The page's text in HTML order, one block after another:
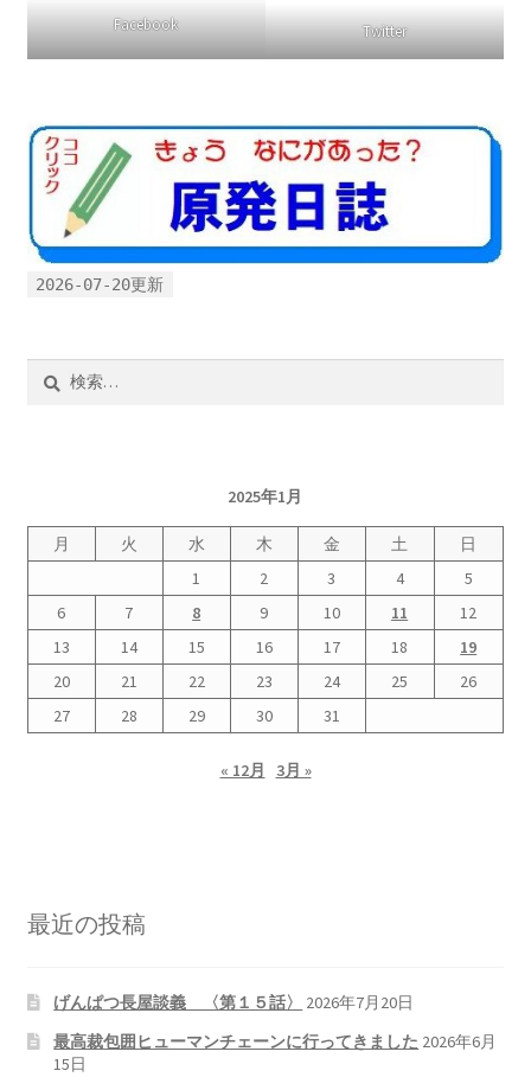
ギャラリー_2024.3.10
ギャラリー_2026.3.15
原発ゼロと未来
原発 日誌
2022.8.1 福島第一原発 汚染配管撤去 失敗続きで計画
断念
2022.8.9 福島第一原発 汚染水海洋放出トンネル工事
着工
2022.12.25美浜原発 運転停止認めず 稼働４０年
超 老朽対策容認
2023.1.19 東電旧経営陣、二審も無罪 民事裁判で認
「原発６０年超へ」閣議決定
Facebook Twitter
2026-07-20更新
2025年1月
月 火 水 木 金 土
日
1
2 3 4
5
6
7 8 9 10 11
12
13
14 15 16 17 18
19
20
21 22 23 24 25
26
27
28 29 30 31
« 12月 3月 »
最近の投稿
げんぱつ長屋談義 〈第１５話〉
2026年7月20日
最高裁包囲ヒューマンチェーンに行ってきました 2026年6月
15日